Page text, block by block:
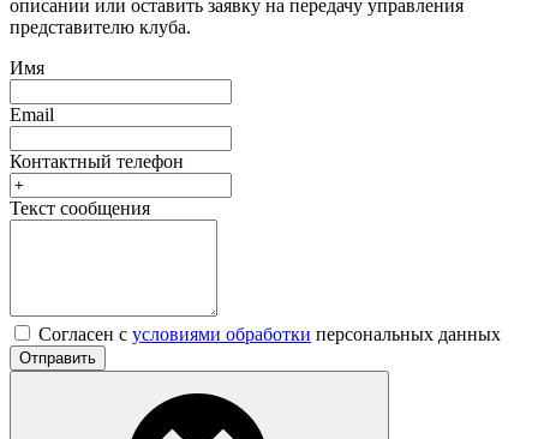
описании или оставить заявку на передачу управления
представителю клуба.
Имя
Email
Контактный телефон
Текст сообщения
Согласен с условиями обработки персональных данных
Отправить